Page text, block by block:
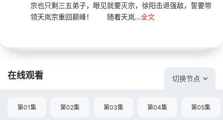
宗也只剩三五弟子，眼见就要灭宗，徐阳击退强敌，誓要带
领天岚宗重回巅峰！ 随着天岚...全文
在线观看 切换节点
第01集 第02集 第03集 第04集 第05集